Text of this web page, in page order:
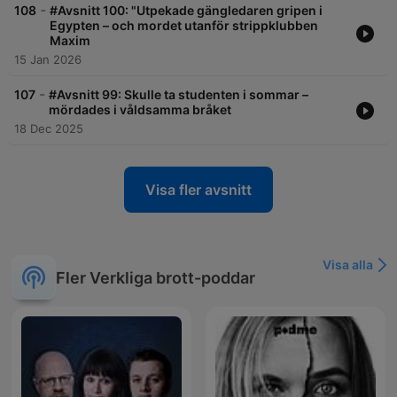
108 - #Avsnitt 100: "Utpekade gängledaren gripen i
Egypten – och mordet utanför strippklubben
Maxim
15 Jan 2026
107 - #Avsnitt 99: Skulle ta studenten i sommar –
mördades i våldsamma bråket
18 Dec 2025
Visa fler avsnitt
Fler Verkliga brott-poddar
Visa alla